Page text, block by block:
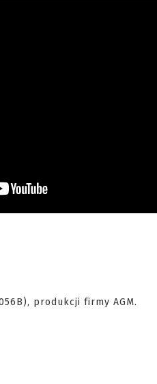
produkcji firmy AGM.